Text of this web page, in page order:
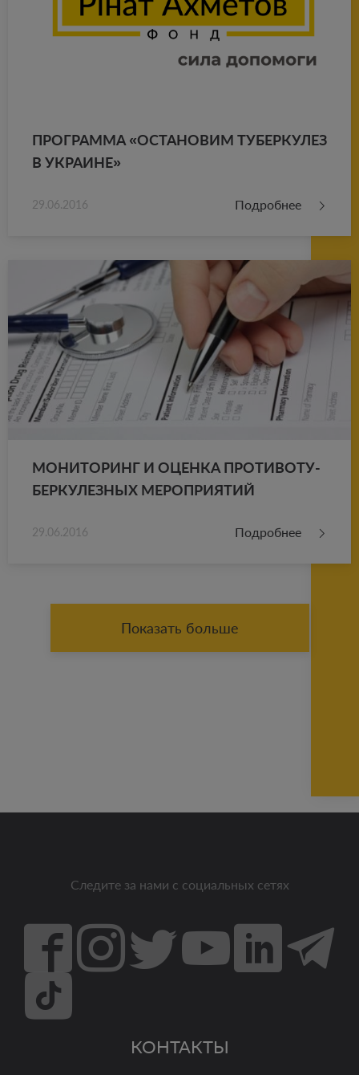
ПРО­ГРАМ­МА «ОСТА­НО­ВИМ ТУ­БЕР­КУ­ЛЕЗ
В УКРА­ИНЕ»
29.06.2016 Подробнее
МО­НИ­ТО­РИНГ И ОЦЕН­КА ПРО­ТИ­ВО­ТУ­
БЕР­КУ­ЛЕЗ­НЫХ МЕ­РО­ПРИ­Я­ТИЙ
29.06.2016 Подробнее
Показать больше
Следите за нами с социальных сетях
КОНТАКТЫ